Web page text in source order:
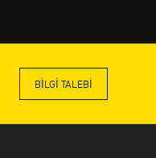
BILGI TALEBI